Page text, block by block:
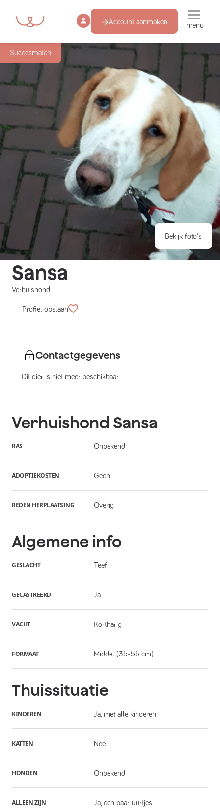
Account aanmaken menu
Succesmatch
Bekijk foto's
Sansa
Verhuishond
Profiel opslaan
Contactgegevens
Dit dier is niet meer beschikbaar
Verhuishond Sansa
RAS Onbekend
ADOPTIEKOSTEN Geen
REDEN HERPLAATSING Overig
Algemene info
GESLACHT Teef
GECASTREERD Ja
VACHT Kortharig
FORMAAT Middel (35-55 cm)
Thuissituatie
KINDEREN Ja, met alle kinderen
KATTEN Nee
HONDEN Onbekend
ALLEEN ZIJN Ja, een paar uurtjes